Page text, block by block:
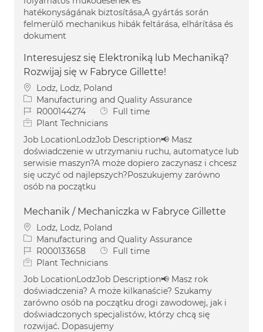
hatékonyságának biztosítása,A gyártás során
felmerülő mechanikus hibák feltárása, elhárítása és
dokument
Interesujesz się Elektroniką lub Mechaniką?
Rozwijaj się w Fabryce Gillette!
Location
Lodz, Lodz, Poland
Category
Manufacturing and Quality Assurance
Job IdR000144274 Job Type
Full time
Plant Technicians
Job LocationLodzJob Description📢 Masz
doświadczenie w utrzymaniu ruchu, automatyce lub
serwisie maszyn?A może dopiero zaczynasz i chcesz
się uczyć od najlepszych?Poszukujemy zarówno
osób na początku
Mechanik / Mechaniczka w Fabryce Gillette
Location
Lodz, Lodz, Poland
Category
Manufacturing and Quality Assurance
Job IdR000133658 Job Type
Full time
Plant Technicians
Job LocationLodzJob Description📢 Masz rok
doświadczenia? A może kilkanaście? Szukamy
zarówno osób na początku drogi zawodowej, jak i
doświadczonych specjalistów, którzy chcą się
rozwijać. Dopasujemy